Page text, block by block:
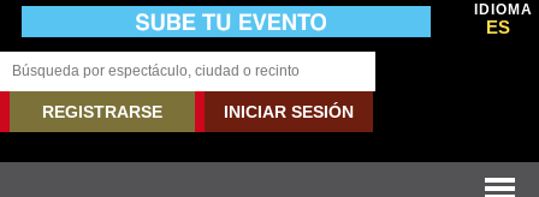
IDIOMA
ES
REGISTRARSE INICIAR SESIÓN